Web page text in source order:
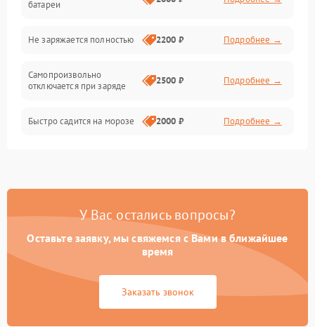
батареи
Не заряжается полностью 2200 ₽ Подробнее →
Самопроизвольно
отключается при заряде
2500 ₽ Подробнее →
Быстро садится на морозе 2000 ₽ Подробнее →
У Вас остались вопросы?
Оставьте заявку, мы свяжемся с Вами в ближайшее
время
Заказать звонок